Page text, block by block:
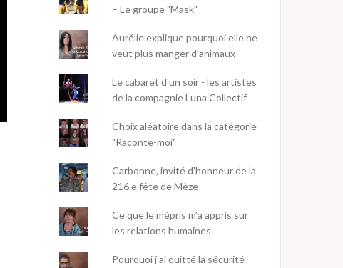
– Le groupe "Mask"
Aurélie explique pourquoi elle ne
veut plus manger d’animaux
Le cabaret d'un soir - les artistes
de la compagnie Luna Collectif
Choix aléatoire dans la catégorie
"Raconte-moi"
Carbonne, invité d'honneur de la
216 e fête de Mèze
Ce que le mépris m’a appris sur
les relations humaines
Pourquoi j'ai quitté la sécurité